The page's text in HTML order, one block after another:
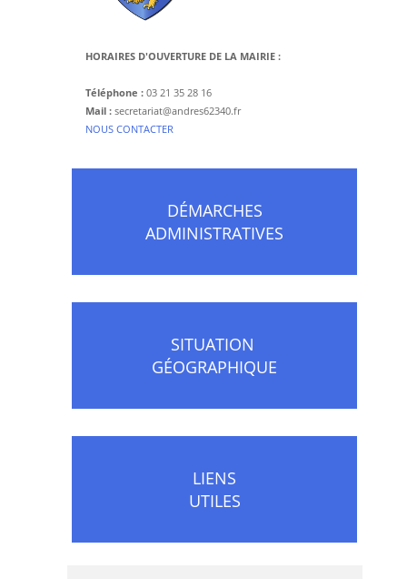
HORAIRES D'OUVERTURE DE LA MAIRIE :
Téléphone : 03 21 35 28 16
Mail : secretariat@andres62340.fr
​NOUS CONTACTER
DÉMARCHES
ADMINISTRATIVES
SITUATION
GÉOGRAPHIQUE
LIENS
UTILES